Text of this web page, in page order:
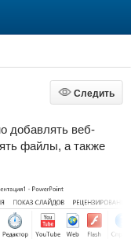
Следить
Следить
добавлять веб-
файлы, а также